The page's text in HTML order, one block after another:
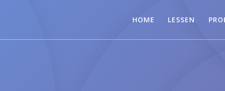
HOME LESSEN